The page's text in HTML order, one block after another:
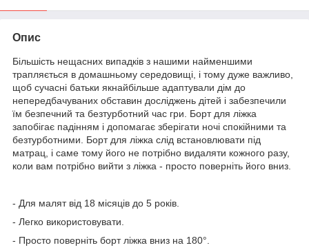
Опис
Більшість нещасних випадків з нашими найменшими
трапляється в домашньому середовищі, і тому дуже важливо,
щоб сучасні батьки якнайбільше адаптували дім до
непередбачуваних обставин досліджень дітей і забезпечили
їм безпечний та безтурботний час гри. Борт для ліжка
запобігає падінням і допомагає зберігати ночі спокійними та
безтурботними. Борт для ліжка слід встановлювати під
матрац, і саме тому його не потрібно видаляти кожного разу,
коли вам потрібно вийти з ліжка - просто поверніть його вниз.
- Для малят від 18 місяців до 5 років.
- Легко використовувати.
- Просто поверніть борт ліжка вниз на 180°.